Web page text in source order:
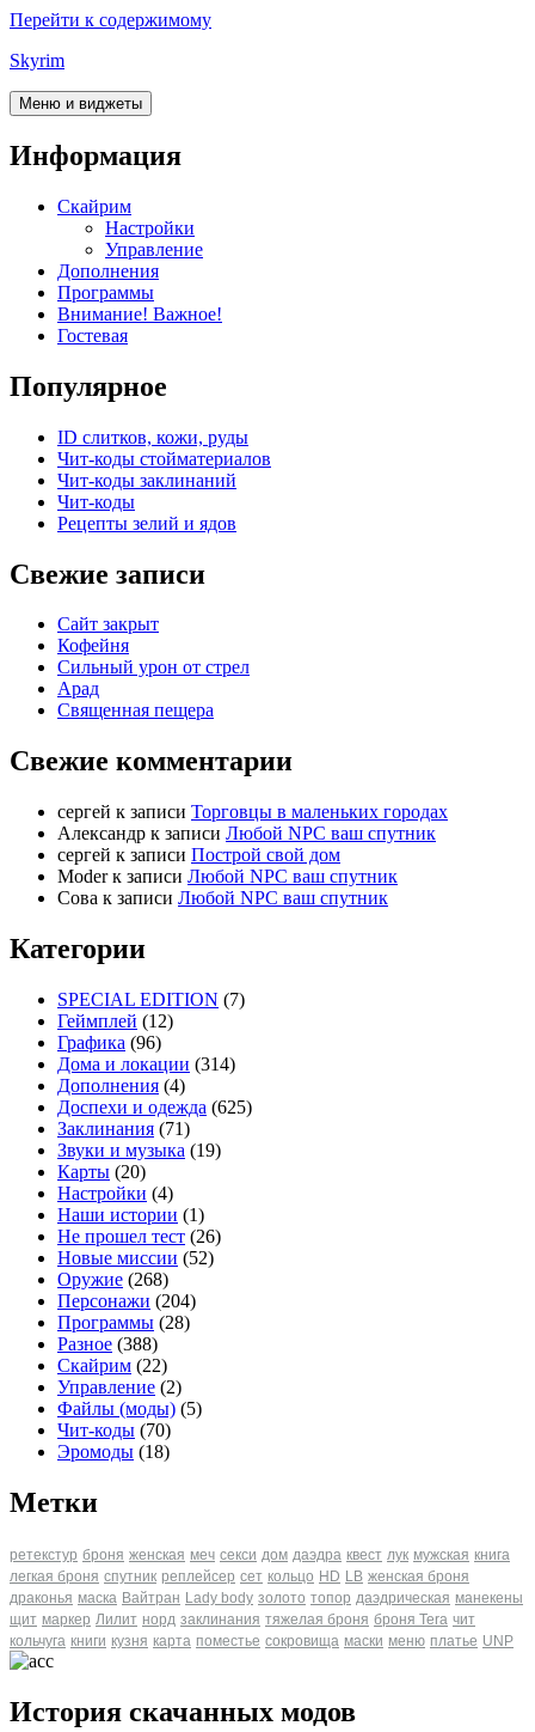
Перейти к содержимому
Skyrim
Меню и виджеты
Информация
Скайрим
Настройки
Управление
Дополнения
Программы
Внимание! Важное!
Гостевая
Популярное
ID слитков, кожи, руды
Чит-коды стойматериалов
Чит-коды заклинаний
Чит-коды
Рецепты зелий и ядов
Свежие записи
Сайт закрыт
Кофейня
Cильный урон от стрел
Арад
Священная пещера
Свежие комментарии
cергей к записи Торговцы в маленьких городах
Александр к записи Любой NPC ваш спутник
cергей к записи Построй свой дом
Moderк записи Любой NPC ваш спутник
Сова к записи Любой NPC ваш спутник
Категории
SPECIAL EDITION (7)
Геймплей (12)
Графика (96)
Дома и локации (314)
Дополнения (4)
Доспехи и одежда (625)
Заклинания (71)
Звуки и музыка (19)
Карты (20)
Настройки (4)
Наши истории (1)
Не прошел тест (26)
Новые миссии (52)
Оружие (268)
Персонажи (204)
Программы (28)
Разное (388)
Скайрим (22)
Управление (2)
Файлы (моды) (5)
Чит-коды (70)
Эромоды (18)
Метки
ретекстур броня женская меч секси дом даэдра квест лук мужская книга
легкая броня спутник реплейсер сет кольцо HD LB женская броня
драконья маска Вайтран Lady body золото топор даэдрическая манекены
щит маркер Лилит норд заклинания тяжелая броня броня Tera чит
кольчуга книги кузня карта поместье сокровища маски меню платье UNP
История скачанных модов